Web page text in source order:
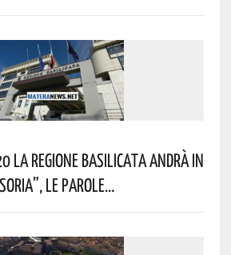
La Regione Basilicata Andrà In
Le Parole…